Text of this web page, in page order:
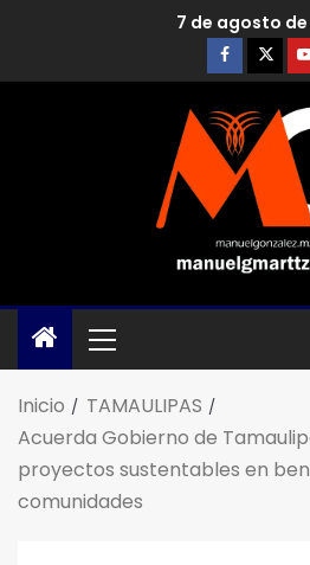
7 de agosto
Inicio
TAMAULIPAS
Acuerda Gobierno de
proyectos sustentables en
comunidades